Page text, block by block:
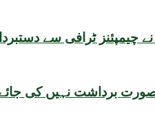
چیمپئنز ٹرافی سے
برداشت نہیں کی